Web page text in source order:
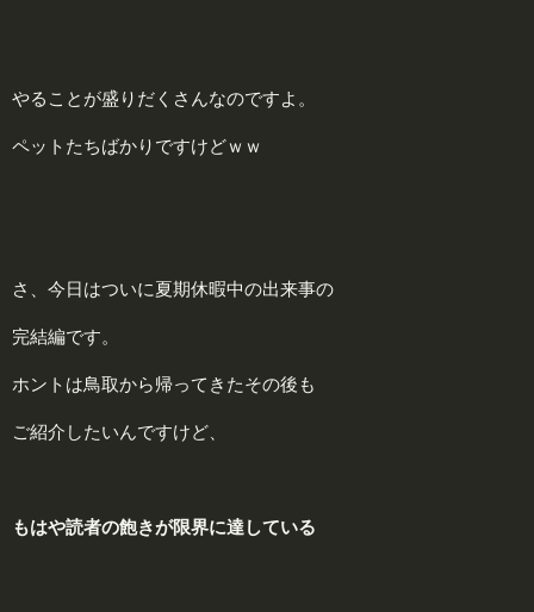
やることが盛りだくさんなのですよ。
ペットたちばかりですけどｗｗ
さ、今日はついに夏期休暇中の出来事の
完結編です。
ホントは鳥取から帰ってきたその後も
ご紹介したいんですけど、
もはや読者の飽きが限界に達している